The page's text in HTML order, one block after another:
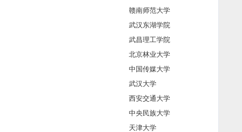
赣南师范大学
武汉东湖学院
武昌理工学院
北京林业大学
中国传媒大学
武汉大学
西安交通大学
中央民族大学
天津大学